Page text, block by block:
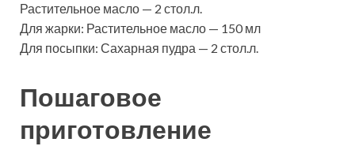
Растительное масло — 2 стол.л.
Для жарки: Растительное масло — 150 мл
Для посыпки: Сахарная пудра — 2 стол.л.
Пошаговое
приготовление